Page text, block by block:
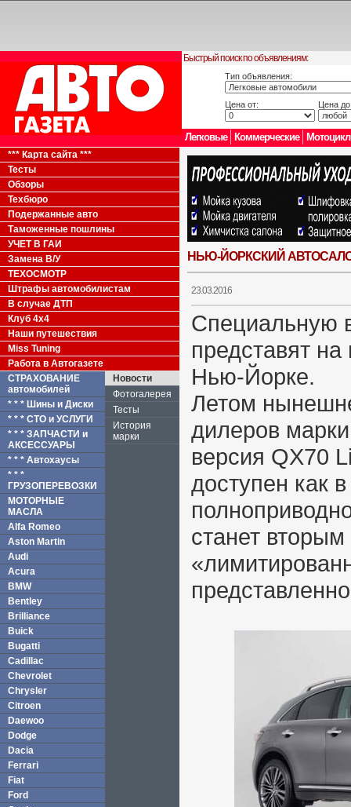
Быстрый поиск по объявлениям:
Тип объявления:
Цена от: Цена
Легковые Коммерческие
*** Карта сайта ***
Тесты
Обзоры
Техбюро
Подержанные авто
Таможенные пошлины
УЧЕТ В ГАИ
Замена В/У
ТЕХОСМОТР
Штрафы автомобилистам
В случае ДТП
Клуб 4x4
Наши путешествия
Miss Tuning
Работа в Автогазете
СТРАХОВАНИЕ
автомобилей
* * * Шины и Диски
* * * СТО и УСЛУГИ
* * * ЗАПЧАСТИ и
АКСЕССУАРЫ
* * * Автохаусы
* * *
ГРУЗОПЕРЕВОЗКИ
МОТОРНЫЕ
МАСЛА
Alfa Romeo
Aston Martin
Audi
Acura
BMW
Bentley
Brilliance
Buick
Bugatti
Cadillac
Chevrolet
Chrysler
Citroen
Daewoo
Dodge
Dacia
Ferrari
Fiat
Ford
Новости
Фотогалерея
Тесты
История
марки
НЬЮ-ЙОРКСКИЙ АВТОСАЛОН
23.03.2016
Специальную
представят
Нью-Йорке.
Летом
дилеров
версия QX70
доступен как
станет